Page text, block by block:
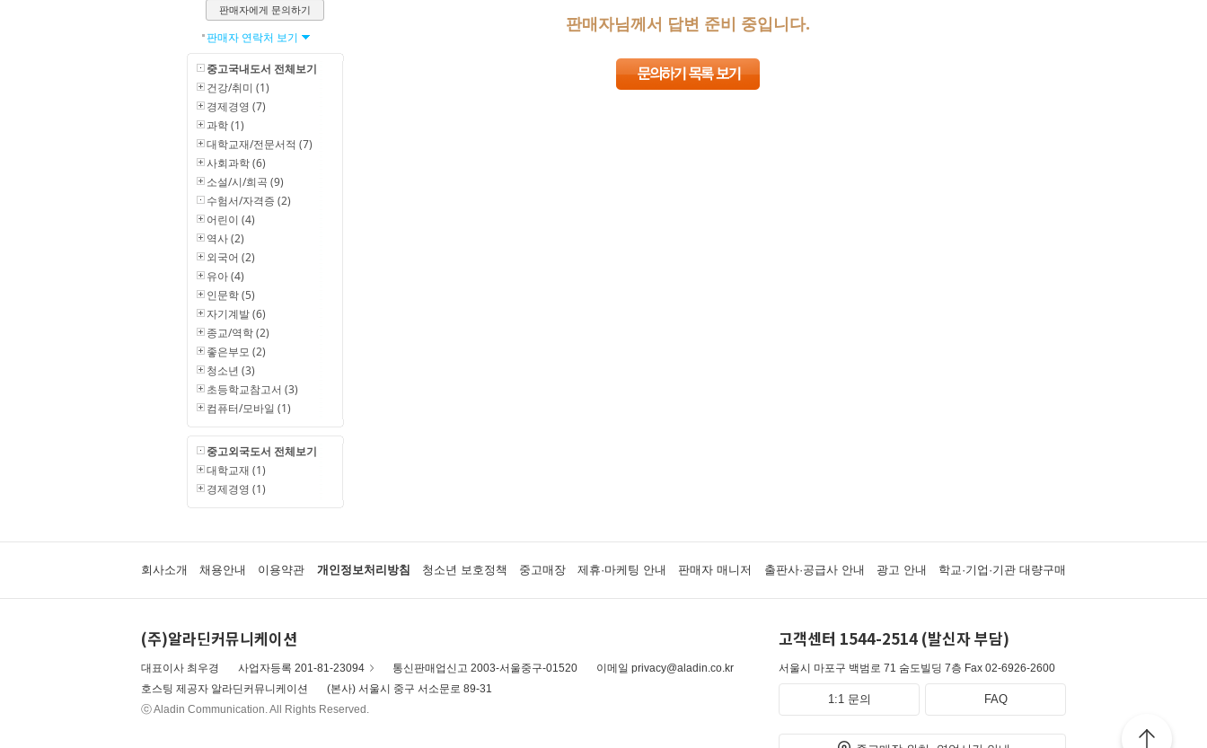
판매자에게 문의하기
판매자 연락처 보기
중고국내도서 전체보기
건강/취미 (1)
경제경영 (7)
과학 (1)
대학교재/전문서적 (7)
사회과학 (6)
소설/시/희곡 (9)
수험서/자격증 (2)
어린이 (4)
역사 (2)
외국어 (2)
유아 (4)
인문학 (5)
자기계발 (6)
종교/역학 (2)
좋은부모 (2)
청소년 (3)
초등학교참고서 (3)
컴퓨터/모바일 (1)
중고외국도서 전체보기
대학교재 (1)
경제경영 (1)
판매자님께서 답변 준비 중입니다.
회사소개 채용안내 이용약관 개인정보처리방침 청소년 보호정책 중고매장 제휴·마케팅 안내 판매자 매니저 출판사·공급사 안내 광고 안내 학교·기업·기관 대량구매
(주)알라딘커뮤니케이션
대표이사 최우경 사업자등록 201-81-23094 통신판매업신고 2003-서울중구-01520
이메일 privacy@aladin.co.kr
호스팅 제공자 알라딘커뮤니케이션
(본사) 서울시 중구 서소문로 89-31
ⓒ Aladin Communication. All Rights Reserved.
고객센터 1544-2514 (발신자 부담)
서울시 마포구 백범로 71 숨도빌딩 7층 Fax 02-6926-2600
1:1 문의 FAQ